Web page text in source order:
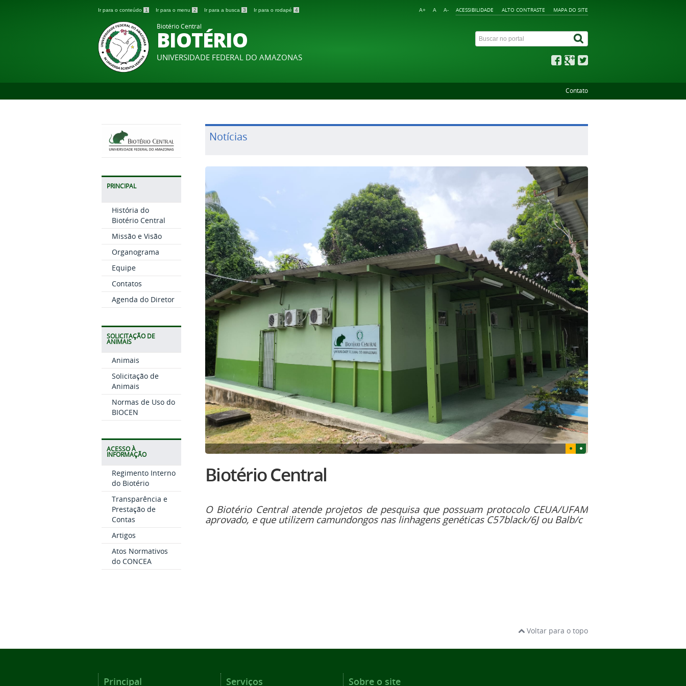
Ir para o conteúdo 1 Ir para o menu 2 Ir para a busca 3 Ir para o rodapé 4 ACESSIBILIDADE ALTO CONTRASTE MAPA DO SITE
A+ A A-
Biotério Central
BIOTÉRIO
UNIVERSIDADE FEDERAL DO AMAZONAS
Contato
PRINCIPAL
História do
Biotério Central
Missão e Visão
Organograma
Equipe
Contatos
Agenda do Diretor
SOLICITAÇÃO DE
ANIMAIS
Animais
Solicitação de
Animais
Normas de Uso do
BIOCEN
ACESSO À
INFORMAÇÃO
Regimento Interno
do Biotério
Transparência e
Prestação de
Contas
Artigos
Atos Normativos
do CONCEA
Notícias
Biotério Central
O Biotério Central atende projetos de pesquisa que possuam protocolo CEUA/UFAM
aprovado, e que utilizem camundongos nas linhagens genéticas C57black/6J ou Balb/c
Voltar para o topo
Principal Serviços Sobre o site